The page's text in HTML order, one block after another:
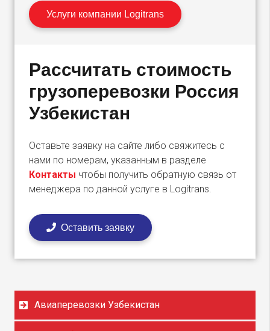
Услуги компании Logitrans
Рассчитать стоимость
грузоперевозки Россия
Узбекистан
Оставьте заявку на сайте либо свяжитесь с
нами по номерам, указанным в разделе
Контакты чтобы получить обратную связь от
менеджера по данной услуге в Logitrans.
Оставить заявку
Авиаперевозки Узбекистан